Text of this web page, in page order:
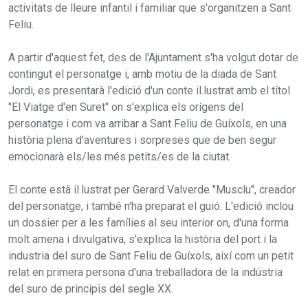
activitats de lleure infantil i familiar que s'organitzen a Sant
Feliu.
A partir d'aquest fet, des de l'Ajuntament s'ha volgut dotar de
contingut el personatge i, amb motiu de la diada de Sant
Jordi, es presentarà l'edició d'un conte il.lustrat amb el títol
"El Viatge d'en Suret" on s'explica els orígens del
personatge i com va arribar a Sant Feliu de Guíxols, en una
història plena d'aventures i sorpreses que de ben segur
emocionarà els/les més petits/es de la ciutat.
El conte està il.lustrat per Gerard Valverde "Musclu", creador
del personatge, i també n'ha preparat el guió. L'edició inclou
un dossier per a les famílies al seu interior on, d'una forma
molt amena i divulgativa, s'explica la història del port i la
industria del suro de Sant Feliu de Guíxols, així com un petit
relat en primera persona d'una treballadora de la indústria
del suro de principis del segle XX.